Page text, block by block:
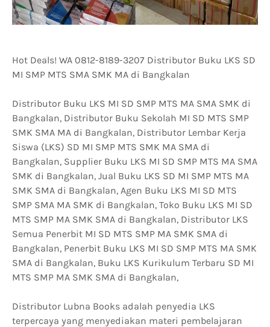
Hot Deals! WA 0812-8189-3207 Distributor Buku LKS SD
MI SMP MTS SMA SMK MA di Bangkalan
Distributor Buku LKS MI SD SMP MTS MA SMA SMK di
Bangkalan, Distributor Buku Sekolah MI SD MTS SMP
SMK SMA MA di Bangkalan, Distributor Lembar Kerja
Siswa (LKS) SD MI SMP MTS SMK MA SMA di
Bangkalan, Supplier Buku LKS MI SD SMP MTS MA SMA
SMK di Bangkalan, Jual Buku LKS SD MI SMP MTS MA
SMK SMA di Bangkalan, Agen Buku LKS MI SD MTS
SMP SMA MA SMK di Bangkalan, Toko Buku LKS MI SD
MTS SMP MA SMK SMA di Bangkalan, Distributor LKS
Semua Penerbit MI SD MTS SMP MA SMK SMA di
Bangkalan, Penerbit Buku LKS MI SD SMP MTS MA SMK
SMA di Bangkalan, Buku LKS Kurikulum Terbaru SD MI
MTS SMP MA SMK SMA di Bangkalan,
Distributor Lubna Books adalah penyedia LKS
terpercaya yang menyediakan materi pembelajaran